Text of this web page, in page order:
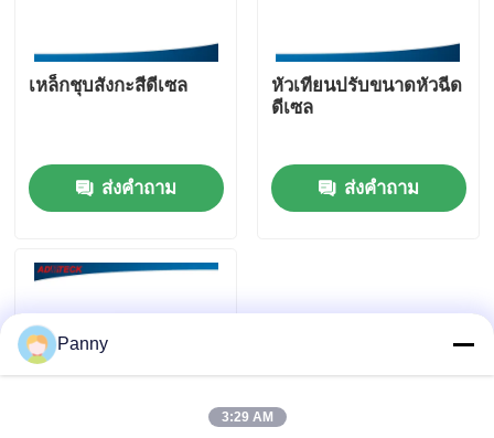
ควบคุมคุณภาพ
ข่าว
คดี
ขอใบเสนอราคา
อุปกรณ์ทดสอบทางรถไฟทั่วไป
เหล็กชุบสังกะสีดีเซล
ส่งคำถาม
หัวเทียนปรับขนาดหัวฉีด
ดีเซล
ส่งคำถาม
Panny
3:29 AM